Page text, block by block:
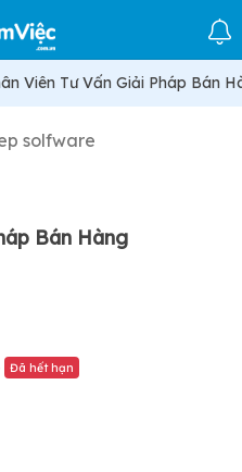
Viên Tư Vấn Giải Pháp Bán
solfware
Bán Hàng
Đã hết hạn